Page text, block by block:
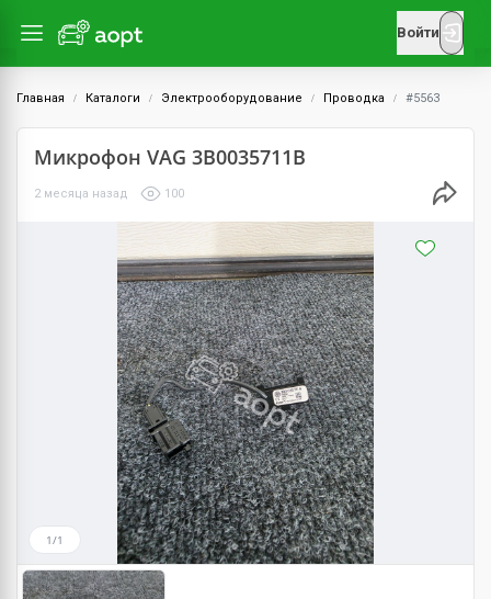
Войти
Главная Каталоги Электрооборудование Проводка #5563
Микрофон VAG 3B0035711B
2 месяца назад 100
1/1